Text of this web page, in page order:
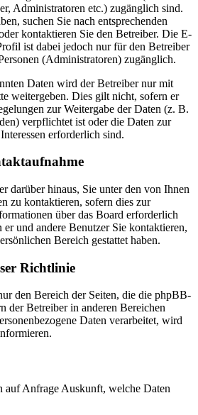
Administratoren etc.) zugänglich sind.
suchen Sie nach entsprechenden
kontaktieren Sie den Betreiber. Die E-
ist dabei jedoch nur für den Betreiber
(Administratoren) zugänglich.
Daten wird der Betreiber nur mit
weitergeben. Dies gilt nicht, sofern er
zur Weitergabe der Daten (z. B.
verpflichtet ist oder die Daten zur
erforderlich sind.
darüber hinaus, Sie unter den von Ihnen
zu kontaktieren, sofern dies zur
über das Board erforderlich
und andere Benutzer Sie kontaktieren,
Bereich gestattet haben.
Richtlinie
den Bereich der Seiten, die die phpBB-
der Betreiber in anderen Bereichen
Daten verarbeitet, wird
auf Anfrage Auskunft, welche Daten